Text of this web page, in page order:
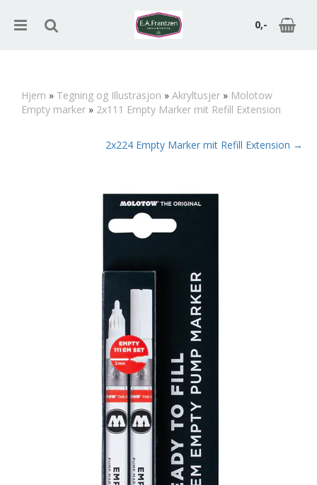
0,-
Hjem » Tegning og Illustrasjon » Akryltusjer » Molotow
Empty marker » 2x111 Empty Marker mit Refill Extension
2x224 Empty Marker mit Refill Extension →
Nullstill